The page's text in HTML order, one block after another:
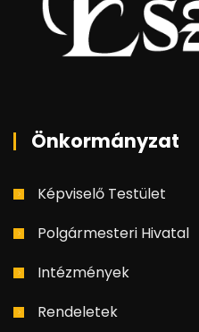
Önkormányzat
Képviselő Testület
Polgármesteri Hivatal
Intézmények
Rendeletek